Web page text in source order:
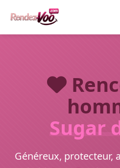
Sugar
Généreux, protecteur,